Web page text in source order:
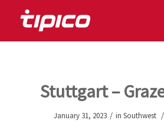
Stuttgart –
January 31, 2023 / in Southwest /